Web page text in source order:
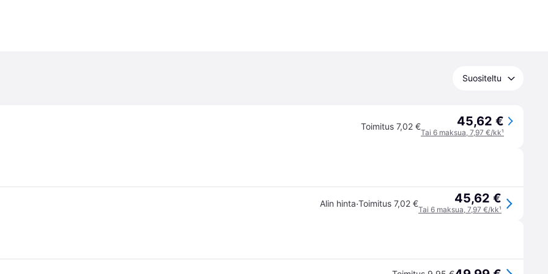
Suositeltu
Toimitus 7,02 € 45,62 €
Tai 6 maksua, 7,97 €/kk¹
Alin hinta·Toimitus 7,02 € 45,62 €
Tai 6 maksua, 7,97 €/kk¹